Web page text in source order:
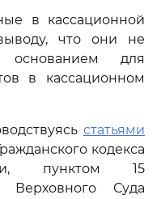
в кассационной
что они не
основанием для
в кассационном
статьями
кодекса
пунктом 15
Верховного Суда